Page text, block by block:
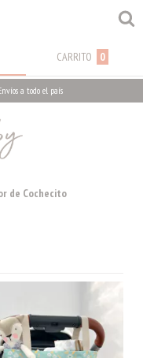
CARRITO 0
a todo el país
de Cochecito